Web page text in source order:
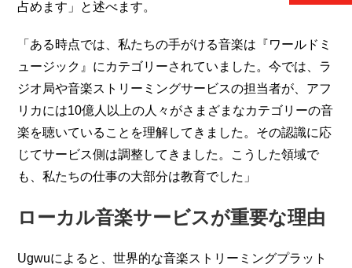
占めます」と述べます。
「ある時点では、私たちの手がける音楽は『ワールドミ
ュージック』にカテゴリーされていました。今では、ラ
ジオ局や音楽ストリーミングサービスの担当者が、アフ
リカには10億人以上の人々がさまざまなカテゴリーの音
楽を聴いていることを理解してきました。その認識に応
じてサービス側は調整してきました。こうした領域で
も、私たちの仕事の大部分は教育でした」
ローカル音楽サービスが重要な理由
Ugwuによると、世界的な音楽ストリーミングプラット